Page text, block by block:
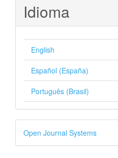
Idioma
English
Español (España)
Português (Brasil)
Desenvolvido
por
Open Journal Systems